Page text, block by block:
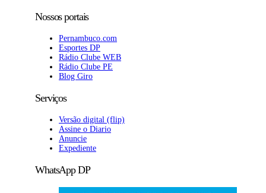
Nossos portais
Pernambuco.com
Esportes DP
Rádio Clube WEB
Rádio Clube PE
Blog Giro
Serviços
Versão digital (flip)
Assine o Diario
Anuncie
Expediente
WhatsApp DP